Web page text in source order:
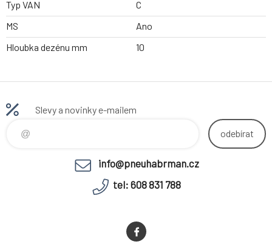
Typ VAN
C
MS
Ano
Hloubka dezénu mm
10
Slevy a novinky e-mailem
odebírat
info@pneuhabrman.cz
tel: 608 831 788